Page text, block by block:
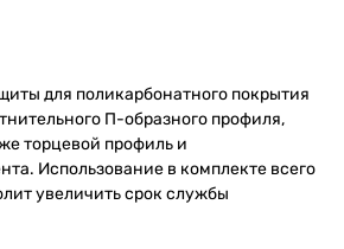
для поликарбонатного покрытия
П-образного профиля,
торцевой профиль и
Использование в комплекте всего
увеличить срок службы